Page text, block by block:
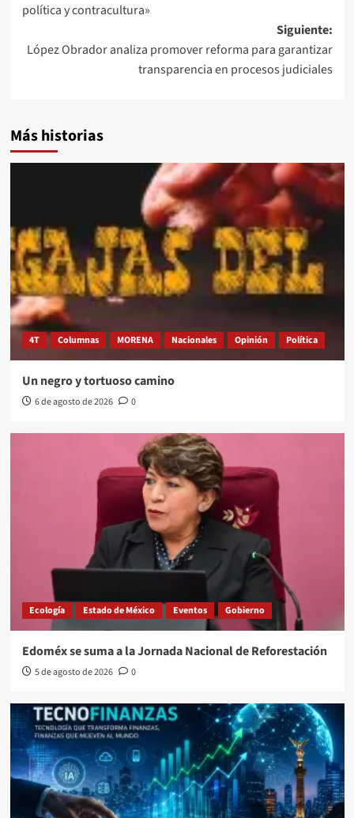
política y contracultura»
Siguiente:
López Obrador analiza promover reforma para garantizar
transparencia en procesos judiciales
Más historias
4T Columnas MORENA Nacionales Opinión Política
Un negro y tortuoso camino
6 de agosto de 2026 0
Ecología Estado de México Eventos Gobierno
Edoméx se suma a la Jornada Nacional de Reforestación
5 de agosto de 2026 0